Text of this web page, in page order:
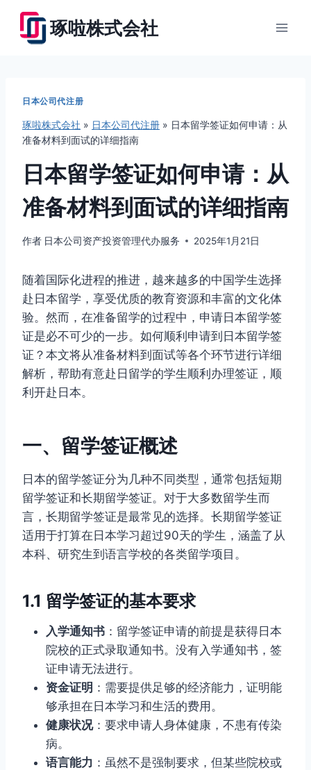
琢啦株式会社
日本公司代注册
琢啦株式会社 » 日本公司代注册 » 日本留学签证如何申请：从
准备材料到面试的详细指南
日本留学签证如何申请：从
准备材料到面试的详细指南
作者 日本公司资产投资管理代办服务 2025年1月21日
随着国际化进程的推进，越来越多的中国学生选择
赴日本留学，享受优质的教育资源和丰富的文化体
验。然而，在准备留学的过程中，申请日本留学签
证是必不可少的一步。如何顺利申请到日本留学签
证？本文将从准备材料到面试等各个环节进行详细
解析，帮助有意赴日留学的学生顺利办理签证，顺
利开赴日本。
一、留学签证概述
日本的留学签证分为几种不同类型，通常包括短期
留学签证和长期留学签证。对于大多数留学生而
言，长期留学签证是最常见的选择。长期留学签证
适用于打算在日本学习超过90天的学生，涵盖了从
本科、研究生到语言学校的各类留学项目。
1.1 留学签证的基本要求
入学通知书 ：留学签证申请的前提是获得日本
院校的正式录取通知书。没有入学通知书，签
证申请无法进行。
资金证明 ：需要提供足够的经济能力，证明能
够承担在日本学习和生活的费用。
健康状况：要求申请人身体健康，不患有传染
病。
语言能力 ：虽然不是强制要求，但某些院校或